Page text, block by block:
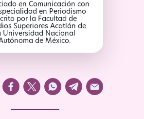
en Comunicación con
en Periodismo
por la Facultad de
Superiores Acatlán de
Universidad Nacional
de México.